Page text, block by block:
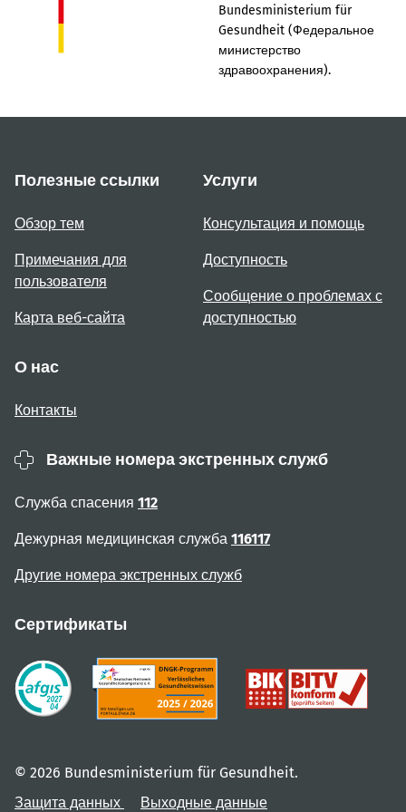
Bundesministerium für
Gesundheit (Федеральное
министерство
здравоохранения).
Полезные ссылки
Обзор тем
Примечания для
пользователя
Карта веб-сайта
Услуги
Консультация и помощь
Доступность
Сообщение о проблемах с
доступностью
О нас
Контакты
Важные номера экстренных служб
Служба спасения 112
Дежурная медицинская служба 116117
Другие номера экстренных служб
Сертификаты
© 2026 Bundesministerium für Gesundheit.
Защита данных
Выходные данные